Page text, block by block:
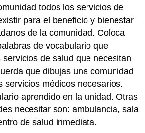
todos los servicios de
para el beneficio y bienestar
de la comunidad. Coloca
de vocabulario que
servicios de salud que necesitan
que dibujas una comunidad
servicios médicos necesarios.
aprendido en la unidad. Otras
necesitar son: ambulancia, sala
de salud inmediata.